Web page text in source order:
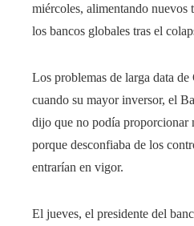
miércoles, alimentando nuevos
los bancos globales tras el
Los problemas de larga data de
cuando su mayor inversor, el
dijo que no podía proporcionar
porque desconfiaba de los
entrarían en vigor.
El jueves, el presidente del